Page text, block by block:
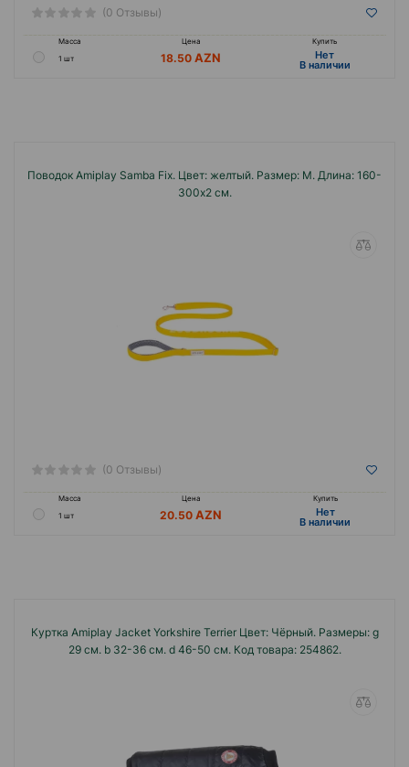
(0 Отзывы)
Масса Цена
Купить
1 шт
18.50 Hет
B наличии
Поводок Amiplay Samba Fix. Цвет: желтый. Размер: M. Длина: 160-
300x2 см.
(0 Отзывы)
Масса Цена
Купить
1 шт
20.50 Hет
B наличии
Куртка Amiplay Jacket Yorkshire Terrier Цвет: Чёрный. Размеры: g
29 см. b 32-36 см. d 46-50 см. Код товара: 254862.